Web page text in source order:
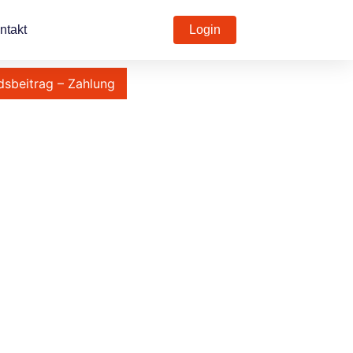
Login
– Zahlung